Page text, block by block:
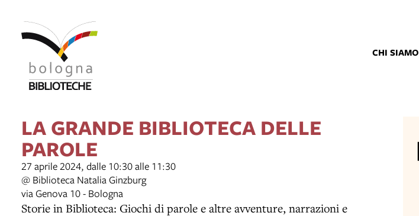
CHI SIAMO
LA GRANDE BIBLIOTECA DELLE
PAROLE
27 aprile 2024, dalle 10:30 alle 11:30
@ Biblioteca Natalia Ginzburg
via Genova 10 - Bologna
Storie in Biblioteca: Giochi di parole e altre avventure, narrazioni e